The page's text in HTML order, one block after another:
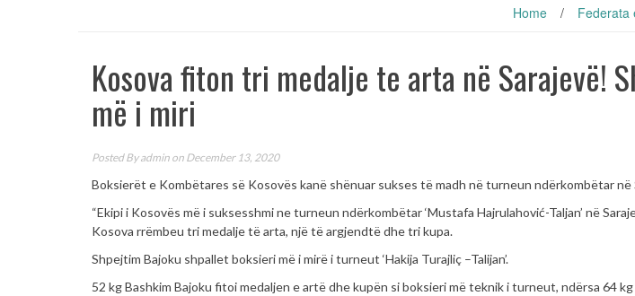
Home / Federata
Kosova fiton tri medalje te arta në Sarajevë!
më i miri
Posted Byadmin on December 13, 2020
Boksierët e Kombëtares së Kosovës kanë shënuar sukses të madh në turneun ndërkombëtar në
“Ekipi i Kosovës më i suksesshmi ne turneun ndërkombëtar ‘Mustafa Hajrulahović-Taljan’ në
Kosova rrëmbeu tri medalje të arta, një të argjendtë dhe tri kupa.
Shpejtim Bajoku shpallet boksieri më i mirë i turneut ‘Hakija Turajliç –Talijan’.
52 kg Bashkim Bajoku fitoi medaljen e artë dhe kupën si boksieri më teknik i turneut, ndërsa 64